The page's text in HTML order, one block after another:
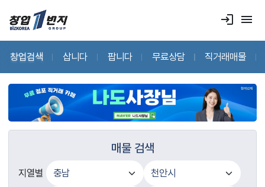
login menu
창업검색 삽니다 팝니다 무료상담 직거래매물
매물 검색
지열별